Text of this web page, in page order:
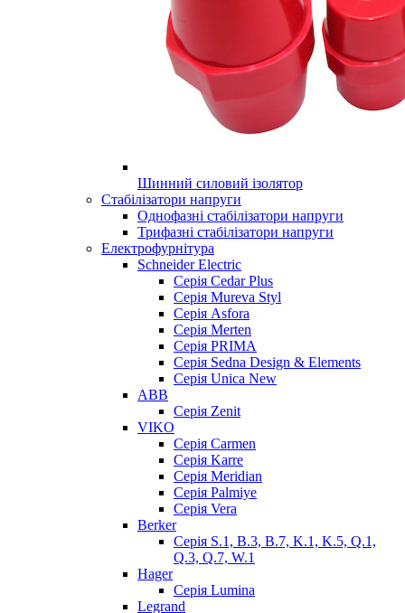
Шинний силовий ізолятор
Стабілізатори напруги
Однофазні стабілізатори напруги
Трифазні стабілізатори напруги
Електрофурнітура
Schneider Electric
Серія Cedar Plus
Серія Mureva Styl
Серія Asfora
Серія Merten
Серія PRIMA
Серія Sedna Design & Elements
Серія Unica New
ABB
Серія Zenit
VIKO
Серія Сarmen
Серія Karre
Серія Meridian
Серія Palmiye
Серія Vera
Berker
Серія S.1, B.3, B.7, K.1, K.5, Q.1,
Q.3, Q.7, W.1
Hager
Серія Lumina
Legrand